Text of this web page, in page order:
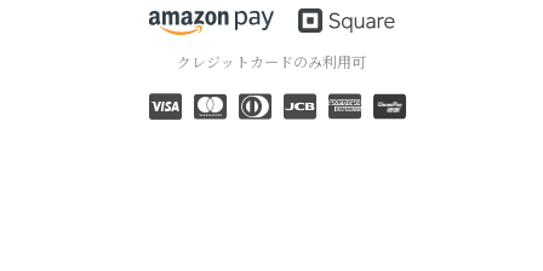
クレジットカードのみ利用可